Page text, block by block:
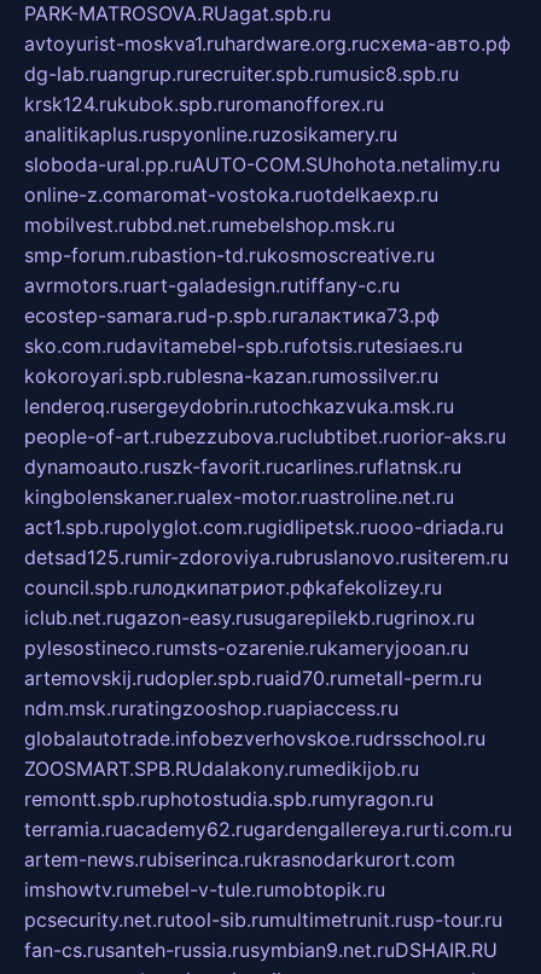
PARK-MATROSOVA.RUagat.spb.ru
avtoyurist-moskva1.ruhardware.org.ruсхема-авто.рф
dg-lab.ruangrup.rurecruiter.spb.rumusic8.spb.ru
krsk124.rukubok.spb.ruromanofforex.ru
analitikaplus.ruspyonline.ruzosikamery.ru
sloboda-ural.pp.ruAUTO-COM.SUhohota.netalimy.ru
online-z.comaromat-vostoka.ruotdelkaexp.ru
mobilvest.rubbd.net.rumebelshop.msk.ru
smp-forum.rubastion-td.rukosmoscreative.ru
avrmotors.ruart-galadesign.rutiffany-c.ru
ecostep-samara.rud-p.spb.ruгалактика73.рф
sko.com.rudavitamebel-spb.rufotsis.rutesiaes.ru
kokoroyari.spb.rublesna-kazan.rumossilver.ru
lenderoq.rusergeydobrin.rutochkazvuka.msk.ru
people-of-art.rubezzubova.ruclubtibet.ruorior-aks.ru
dynamoauto.ruszk-favorit.rucarlines.ruflatnsk.ru
kingbolenskaner.rualex-motor.ruastroline.net.ru
act1.spb.rupolyglot.com.rugidlipetsk.ruooo-driada.ru
detsad125.rumir-zdoroviya.rubruslanovo.rusiterem.ru
council.spb.ruлодкипатриот.рфkafekolizey.ru
iclub.net.rugazon-easy.rusugarepilekb.rugrinox.ru
pylesostineco.rumsts-ozarenie.rukameryjooan.ru
artemovskij.rudopler.spb.ruaid70.rumetall-perm.ru
ndm.msk.ruratingzooshop.ruapiaccess.ru
globalautotrade.infobezverhovskoe.rudrsschool.ru
ZOOSMART.SPB.RUdalakony.rumedikijob.ru
remontt.spb.ruphotostudia.spb.rumyragon.ru
terramia.ruacademy62.rugardengallereya.rurti.com.ru
artem-news.rubiserinca.rukrasnodarkurort.com
imshowtv.rumebel-v-tule.rumobtopik.ru
pcsecurity.net.rutool-sib.rumultimetrunit.rusp-tour.ru
fan-cs.rusanteh-russia.rusymbian9.net.ruDSHAIR.RU